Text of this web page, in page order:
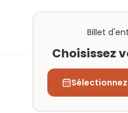
Billet
Choisissez